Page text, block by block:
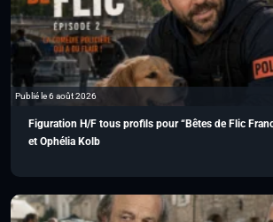
Publié le 6 août 2026
Figuration H/F tous profils pour “Bêtes de Flic
et Ophélia Kolb